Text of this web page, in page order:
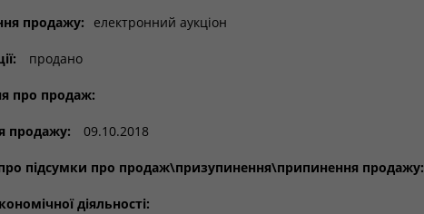
продажу: електронний аукціон
продано
про продаж:
продажу: 09.10.2018
про підсумки про продаж\призупинення\припинення продажу:
діяльності: